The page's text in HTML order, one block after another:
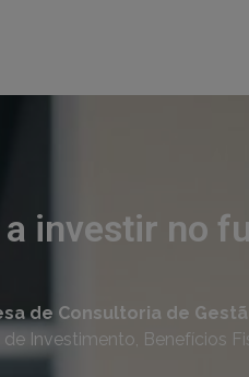
investir no
de Consultoria de
Investimento, Benefícios